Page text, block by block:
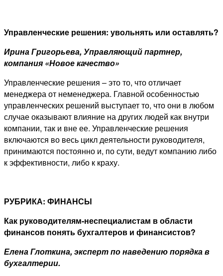
Управленческие решения: увольнять или оставлять?
Ирина Григорьева, Управляющий партнер,
компания «Новое качество»
Управленческие решения – это то, что отличает
менеджера от неменеджера. Главной особенностью
управленческих решений выступает то, что они в любом
случае оказывают влияние на других людей как внутри
компании, так и вне ее. Управленческие решения
включаются во весь цикл деятельности руководителя,
принимаются постоянно и, по сути, ведут компанию либо
к эффективности, либо к краху.
РУБРИКА: ФИНАНСЫ
Как руководителям-неспециалистам в области
финансов понять бухгалтеров и финансистов?
Елена Глоткина, эксперт по наведению порядка в
бухгалтерии.